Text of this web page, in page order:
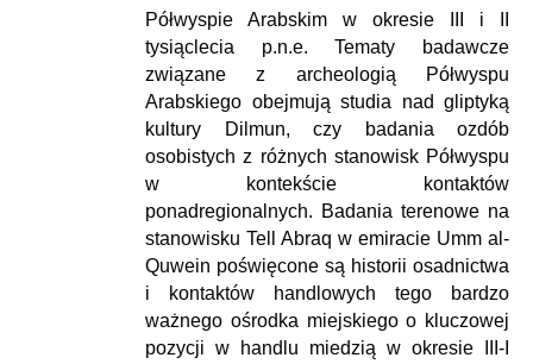
Półwyspie Arabskim w okresie III i II
tysiąclecia p.n.e. Tematy badawcze
związane z archeologią Półwyspu
Arabskiego obejmują studia nad gliptyką
kultury Dilmun, czy badania ozdób
osobistych z różnych stanowisk Półwyspu
w kontekście kontaktów
ponadregionalnych. Badania terenowe na
stanowisku Tell Abraq w emiracie Umm al-
Quwein poświęcone są historii osadnictwa
i kontaktów handlowych tego bardzo
ważnego ośrodka miejskiego o kluczowej
pozycji w handlu miedzią w okresie III-I